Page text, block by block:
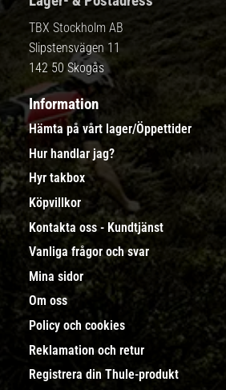
TBX Stockholm AB
Slipstensvägen 11
142 50 Skogås
Information
Hämta på vårt lager/Öppettider
Hur handlar jag?
Hyr takbox
Köpvillkor
Kontakta oss - Kundtjänst
Vanliga frågor och svar
Mina sidor
Om oss
Policy och cookies
Reklamation och retur
Registrera din Thule-produkt